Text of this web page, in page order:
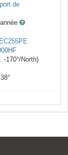
de
-170°/North)
38°